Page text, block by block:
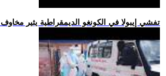
.. تفشي إيبولا في الكونغو الديمقراطية يثير